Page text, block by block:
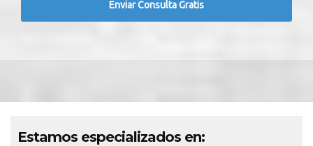
Estamos especializados en: